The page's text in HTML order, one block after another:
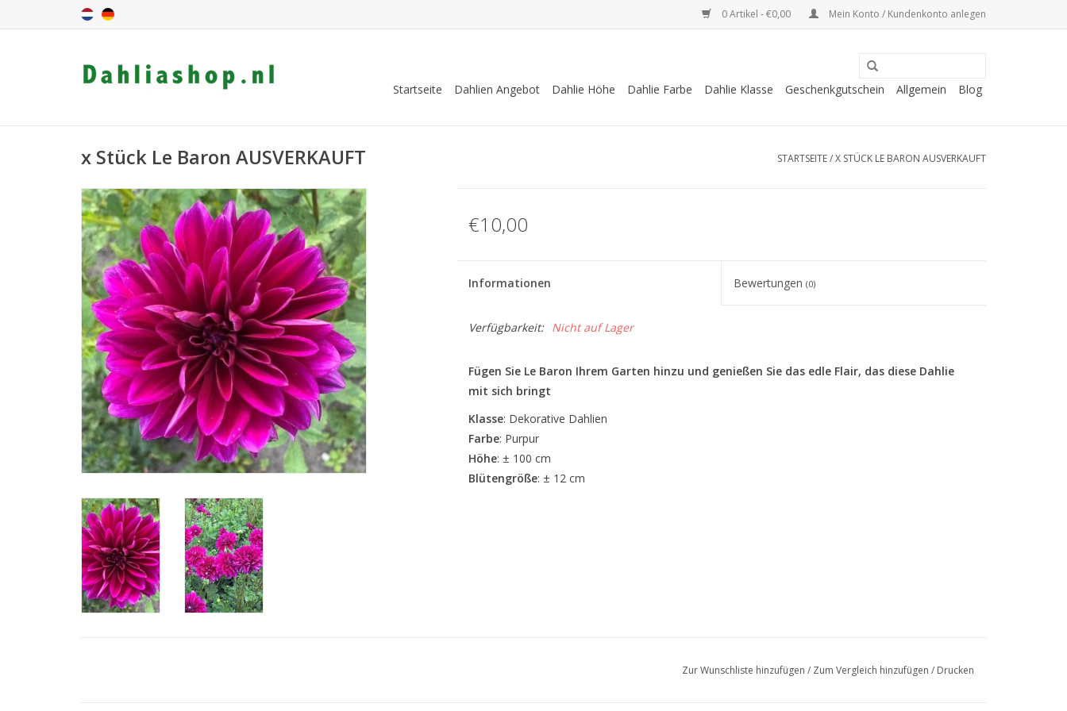
0 Artikel - €0,00 Mein Konto / Kundenkonto anlegen
Startseite Dahlien Angebot Dahlie Höhe Dahlie Farbe Dahlie Klasse Geschenkgutschein Allgemein Blog
x Stück Le Baron AUSVERKAUFT STARTSEITE/X STÜCK LE BARON AUSVERKAUFT
€10,00
Informationen Bewertungen(0)
Verfügbarkeit: Nicht auf Lager
Fügen Sie Le Baron Ihrem Garten hinzu und genießen Sie das edle Flair, das diese Dahlie
mit sich bringt
Klasse: Dekorative Dahlien
Farbe: Purpur
Höhe: ± 100 cm
Blütengröße: ± 12 cm
Zur Wunschliste hinzufügen / Zum Vergleich hinzufügen / Drucken